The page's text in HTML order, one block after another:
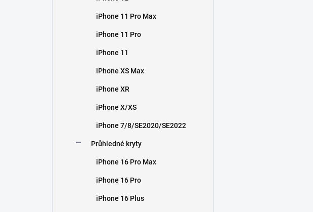
iPhone 11 Pro Max
iPhone 11 Pro
iPhone 11
iPhone XS Max
iPhone XR
iPhone X/XS
iPhone 7/8/SE2020/SE2022
Průhledné kryty
iPhone 16 Pro Max
iPhone 16 Pro
iPhone 16 Plus